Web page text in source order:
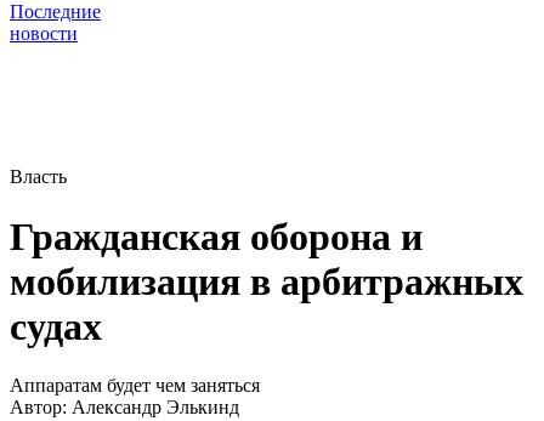
Последние
новости
Власть
Гражданская оборона и
мобилизация в арбитражных
судах
Аппаратам будет чем заняться
Автор: Александр Элькинд